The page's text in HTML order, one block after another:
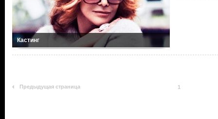
Кастинг
Предыдущая страница 1